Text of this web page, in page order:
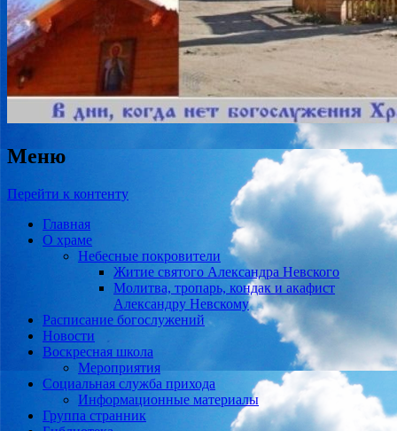
Меню
Перейти к контенту
Главная
О храме
Небесные покровители
Житие святого Александра Невского
Молитва, тропарь, кондак и акафист
Александру Невскому
Расписание богослужений
Новости
Воскресная школа
Мероприятия
Социальная служба прихода
Информационные материалы
Группа странник